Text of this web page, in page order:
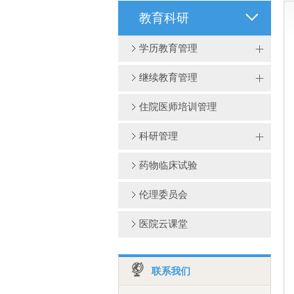
教育科研
学历教育管理
继续教育管理
住院医师培训管理
科研管理
药物临床试验
伦理委员会
医院云课堂
联系我们